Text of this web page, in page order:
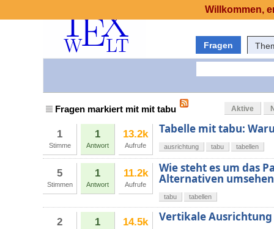
Fragen
Fragen markiert mit mit tabu Aktive
1
Stimme
1
Antwort
13.2k
Aufrufe
Tabelle mit tabu:
ausrichtung tabu tabellen
5
Stimmen
1
Antwort
11.2k
Aufrufe
Wie steht es um das
Alternativen
tabu tabellen
2 1 14.5k Vertikale Ausrichtung
Willkommen,